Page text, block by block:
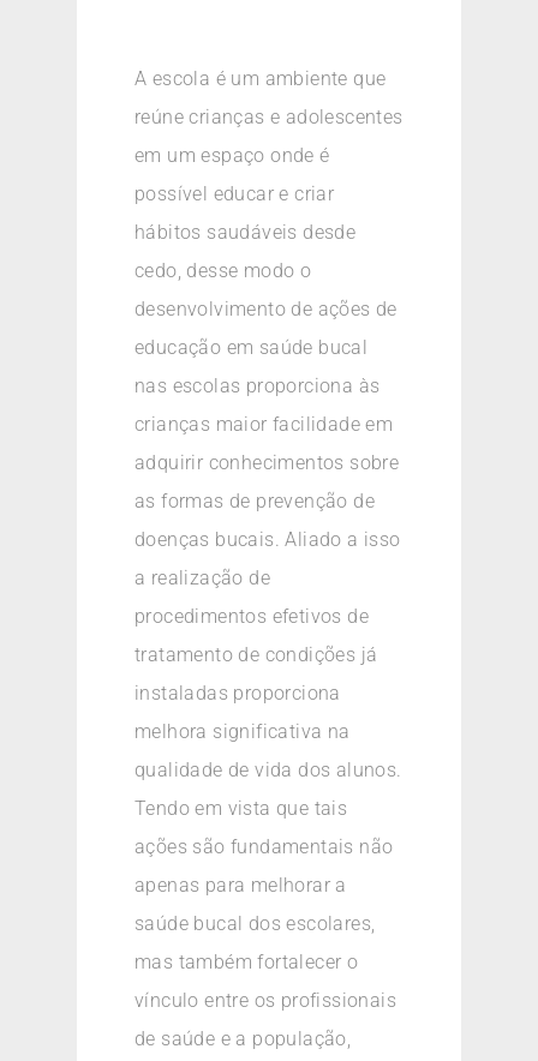
A escola é um ambiente que
reúne crianças e adolescentes
em um espaço onde é
possível educar e criar
hábitos saudáveis desde
cedo, desse modo o
desenvolvimento de ações de
educação em saúde bucal
nas escolas proporciona às
crianças maior facilidade em
adquirir conhecimentos sobre
as formas de prevenção de
doenças bucais. Aliado a isso
a realização de
procedimentos efetivos de
tratamento de condições já
instaladas proporciona
melhora significativa na
qualidade de vida dos alunos.
Tendo em vista que tais
ações são fundamentais não
apenas para melhorar a
saúde bucal dos escolares,
mas também fortalecer o
vínculo entre os profissionais
de saúde e a população,